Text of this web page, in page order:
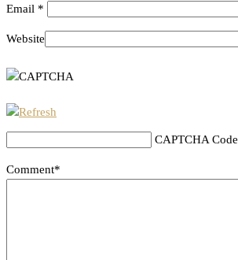
Email *
Website
CAPTCHA Code
Comment*